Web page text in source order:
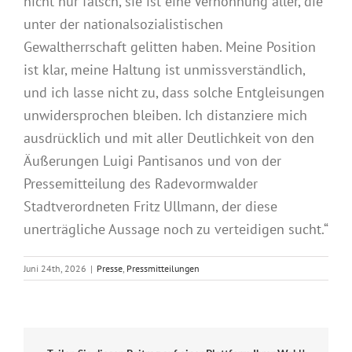
unter der nationalsozialistischen
Gewaltherrschaft gelitten haben. Meine Position
ist klar, meine Haltung ist unmissverständlich,
und ich lasse nicht zu, dass solche Entgleisungen
unwidersprochen bleiben. Ich distanziere mich
ausdrücklich und mit aller Deutlichkeit von den
Äußerungen Luigi Pantisanos und von der
Pressemitteilung des Radevormwalder
Stadtverordneten Fritz Ullmann, der diese
unerträgliche Aussage noch zu verteidigen sucht.“
Juni 24th, 2026 | Presse Pressmitteilungen